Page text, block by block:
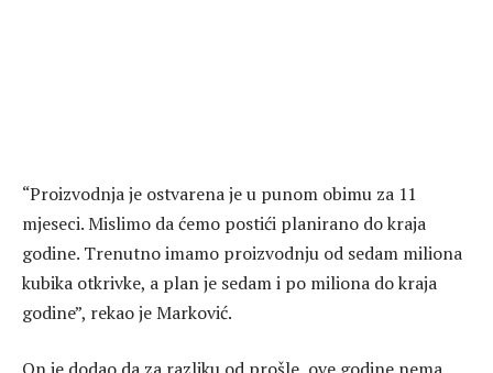
“Proizvodnja je ostvarena je u punom obimu za 11
mjeseci. Mislimo da ćemo postići planirano do kraja
godine. Trenutno imamo proizvodnju od sedam miliona
kubika otkrivke, a plan je sedam i po miliona do kraja
godine”, rekao je Marković.